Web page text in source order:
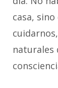
casa,
naturales